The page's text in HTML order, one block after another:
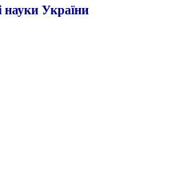
науки України